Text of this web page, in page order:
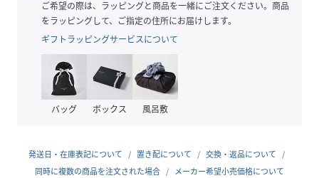
こなしに。インナーや羽織りを足しても使いやすく、デイリ
ーに活躍します。
【Tシャツサイズ】
総丈：58
身幅：48
肩幅：40
トップセット/2点セット/夏ワンピース/ストラップ調整/レイ
ヤード/ライトベージュ/ブラック/きれいめカジュアル/セレ
ご希望の際は、ラッピングと商品を一緒にご注文ください。商品
をラッピングして、ご指定の住所にお届けします。
ギフトラッピングサービスについて
バッグ ボックス 風呂敷
発送日・在庫表記について 置き配について
交換・返品について
同時に複数の商品を注文された場合
メーカー希望小売価格について